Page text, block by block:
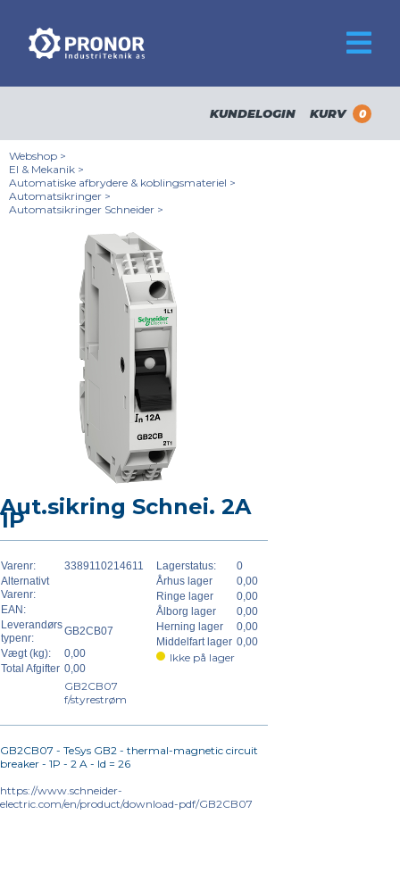
KUNDELOGIN KURV 0
Webshop >
El & Mekanik >
Automatiske afbrydere & koblingsmateriel >
Automatsikringer >
Automatsikringer Schneider >
Aut.sikring Schnei. 2A
1P
Varenr:
3389110214611
Alternativt
Varenr:
EAN:
Leverandørs
typenr:
GB2CB07
Vægt (kg):
0,00
Total Afgifter 0,00
GB2CB07
f/styrestrøm
Lagerstatus:
0
Århus lager
0,00
Ringe lager
0,00
Ålborg lager
0,00
Herning lager
0,00
Middelfart lager 0,00
Ikke på lager
GB2CB07 - TeSys GB2 - thermal-magnetic circuit
breaker - 1P - 2 A - Id = 26
https://www.schneider-
electric.com/en/product/download-pdf/GB2CB07